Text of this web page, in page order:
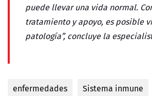
puede llevar una vida normal.
tratamiento y apoyo, es posible
patología”, concluye la
enfermedades Sistema inmune